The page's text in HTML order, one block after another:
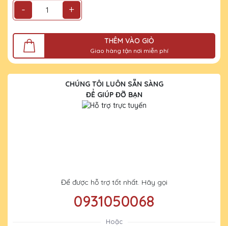
- +
THÊM VÀO GIỎ
Giao hàng tận nơi miễn phí
CHÚNG TÔI LUÔN SẴN SÀNG
ĐỂ GIÚP ĐỠ BẠN
Để được hỗ trợ tốt nhất. Hãy gọi
0931050068
Hoặc